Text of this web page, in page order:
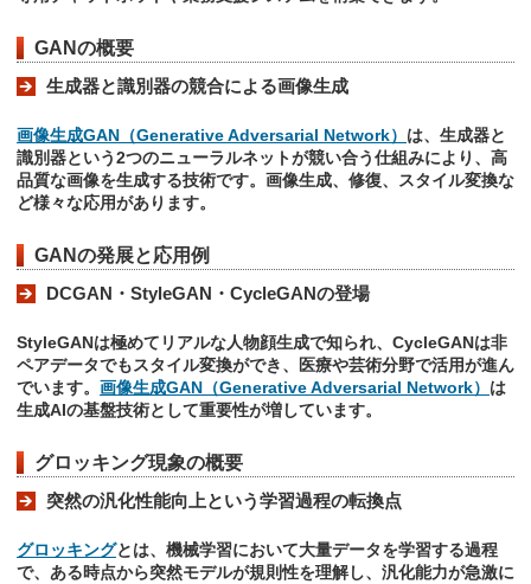
GANの概要
生成器と識別器の競合による画像生成
画像生成GAN（Generative Adversarial Network） は、生成器と
識別器という2つのニューラルネットが競い合う仕組みにより、高
品質な画像を生成する技術です。画像生成、修復、スタイル変換な
ど様々な応用があります。
GANの発展と応用例
DCGAN・StyleGAN・CycleGANの登場
StyleGANは極めてリアルな人物顔生成で知られ、CycleGANは非
ペアデータでもスタイル変換ができ、医療や芸術分野で活用が進ん
でいます。 画像生成GAN（Generative Adversarial Network） は
生成AIの基盤技術として重要性が増しています。
グロッキング現象の概要
突然の汎化性能向上という学習過程の転換点
グロッキングとは、機械学習において大量データを学習する過程
で、ある時点から突然モデルが規則性を理解し、汎化能力が急激に